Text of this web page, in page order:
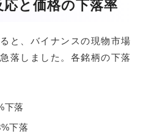
と価格の下落率
と、バイナンスの現物市場
落しました。各銘柄の下落
下落
下落